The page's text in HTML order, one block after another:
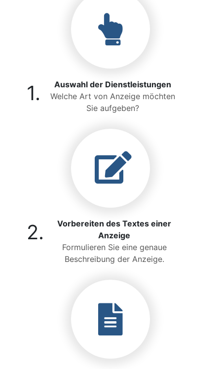
1.
Auswahl der Dienstleistungen
Welche Art von Anzeige möchten
Sie aufgeben?
2.
Vorbereiten des Textes einer
Anzeige
Formulieren Sie eine genaue
Beschreibung der Anzeige.